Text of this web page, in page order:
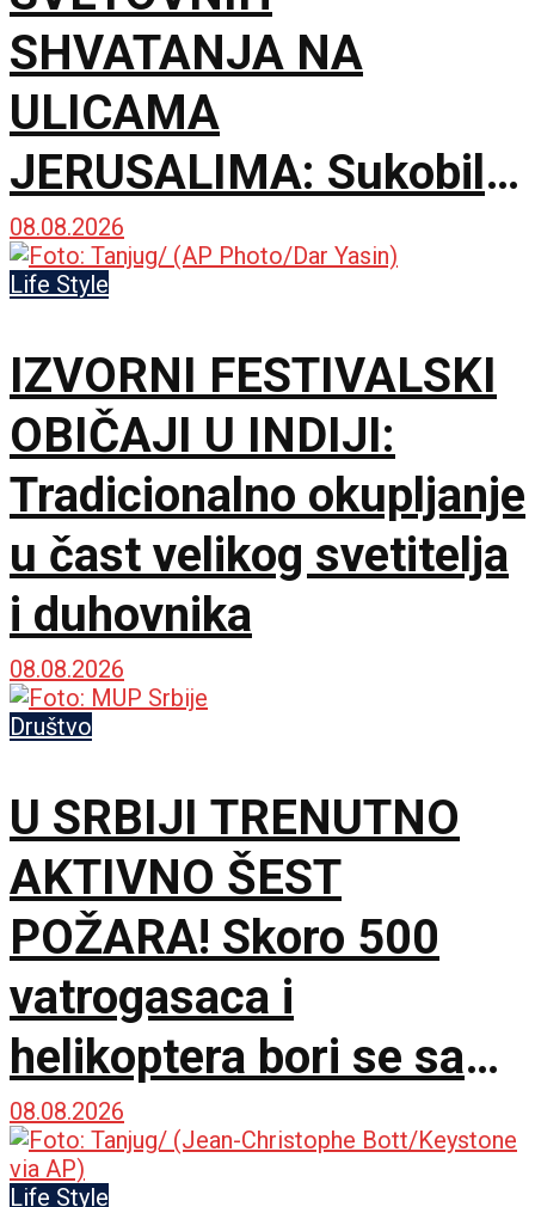
SHVATANJA NA
ULICAMA
JERUSALIMA: Sukobili
se ultraortodoksni
demonstranti, građani i
policija zbog rada kafića
subotom
08.08.2026
Life Style
IZVORNI FESTIVALSKI
OBIČAJI U INDIJI:
Tradicionalno okupljanje
u čast velikog svetitelja
i duhovnika
08.08.2026
Društvo
U SRBIJI TRENUTNO
AKTIVNO ŠEST
POŽARA! Skoro 500
vatrogasaca i
helikoptera bori se sa
vatrenom stihijom!
08.08.2026
Life Style